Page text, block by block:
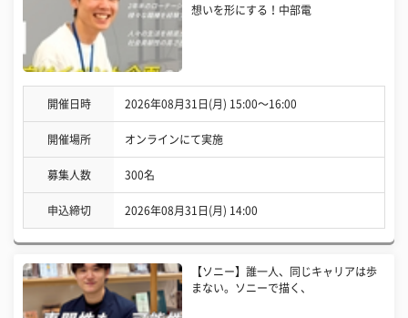
想いを形にする！中部電
開催日時 2026年08月31日(月) 15:00〜16:00
開催場所 オンラインにて実施
募集人数 300名
申込締切 2026年08月31日(月) 14:00
【ソニー】誰一人、同じキャリアは歩
まない。ソニーで描く、